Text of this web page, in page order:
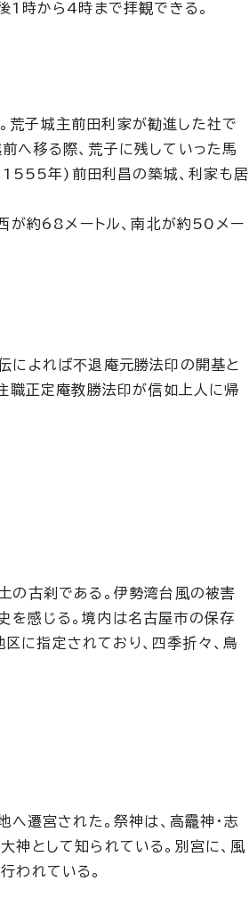
時から4時まで拝観できる。
荒子城主前田利家が勧進した社で
へ移る際、荒子に残していった馬
年)前田利昌の築城、利家も居
西が約68メートル、南北が約50メー
によれば不退庵元勝法印の開基と
職正定庵教勝法印が信如上人に帰
古刹である。伊勢湾台風の被害
を感じる。境内は名古屋市の保存
に指定されており、四季折々、鳥
遷宮された。祭神は、高龗神・志
神として知られている。別宮に、風
われている。